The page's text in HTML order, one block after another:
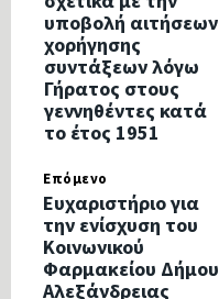
υποβολή αιτήσεων
χορήγησης
συντάξεων λόγω
Γήρατος στους
γεννηθέντες κατά
το έτος 1951
Επόμενο
Ευχαριστήριο για
την ενίσχυση του
Κοινωνικού
Φαρμακείου Δήμου
Αλεξάνδρειας